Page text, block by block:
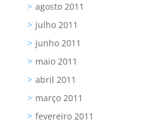
agosto 2011
julho 2011
junho 2011
maio 2011
abril 2011
março 2011
fevereiro 2011